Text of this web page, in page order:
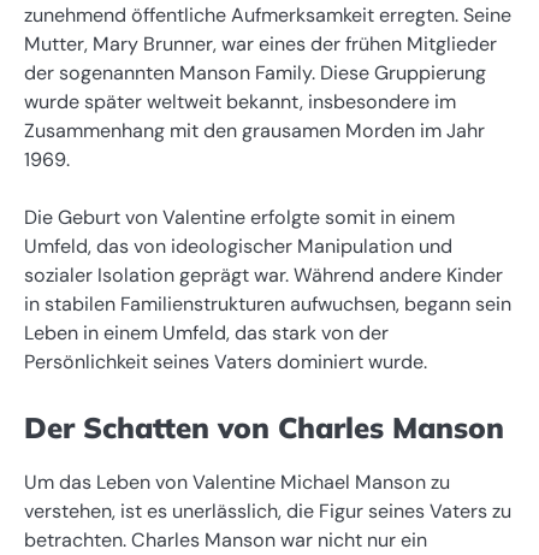
zunehmend öffentliche Aufmerksamkeit erregten. Seine
Mutter, Mary Brunner, war eines der frühen Mitglieder
der sogenannten Manson Family. Diese Gruppierung
wurde später weltweit bekannt, insbesondere im
Zusammenhang mit den grausamen Morden im Jahr
1969.
Die Geburt von Valentine erfolgte somit in einem
Umfeld, das von ideologischer Manipulation und
sozialer Isolation geprägt war. Während andere Kinder
in stabilen Familienstrukturen aufwuchsen, begann sein
Leben in einem Umfeld, das stark von der
Persönlichkeit seines Vaters dominiert wurde.
Der Schatten von Charles Manson
Um das Leben von Valentine Michael Manson zu
verstehen, ist es unerlässlich, die Figur seines Vaters zu
betrachten. Charles Manson war nicht nur ein